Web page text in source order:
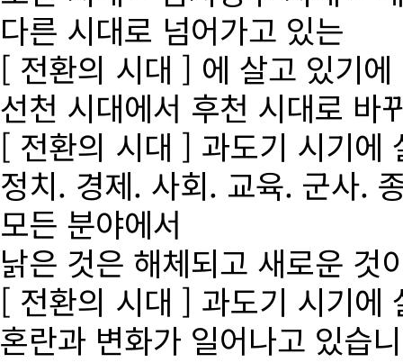
다른 시대로 넘어가고 있는
[ 전환의 시대 ] 에 살고 있기에
선천 시대에서 후천 시대로 바
[ 전환의 시대 ] 과도기 시기에
정치. 경제. 사회. 교육. 군사.
모든 분야에서
낡은 것은 해체되고 새로운 것
[ 전환의 시대 ] 과도기 시기에
혼란과 변화가 일어나고 있습